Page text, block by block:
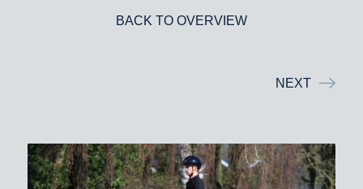
BACK TO OVERVIEW
NEXT